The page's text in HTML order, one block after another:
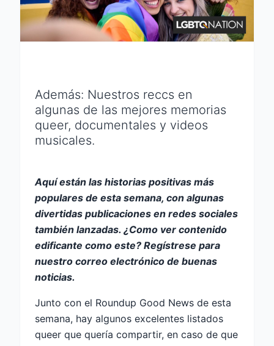
Además: Nuestros reccs en
algunas de las mejores memorias
queer, documentales y videos
musicales.
Aquí están las historias positivas más
populares de esta semana, con algunas
divertidas publicaciones en redes sociales
también lanzadas. ¿Como ver contenido
edificante como este? Regístrese para
nuestro correo electrónico de buenas
noticias.
Junto con el Roundup Good News de esta
semana, hay algunos excelentes listados
queer que quería compartir, en caso de que